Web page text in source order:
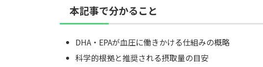
本記事で分かること
DHA・EPAが血圧に働きかける仕組みの概略
科学的根拠と推奨される摂取量の目安